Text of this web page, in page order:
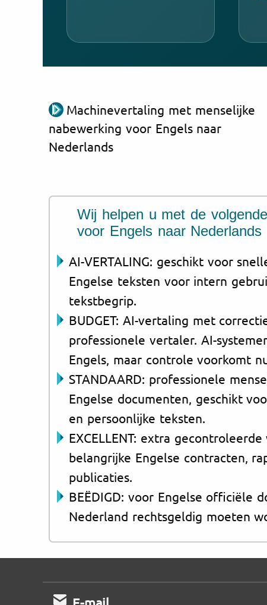
Machinevertaling met menselijke
nabewerking voor Engels naar
Nederlands
Wij helpen u met de
voor Engels naar Nederlands
AI-VERTALING: geschikt voor
Engelse teksten voor intern
tekstbegrip.
BUDGET: AI-vertaling met
professionele vertaler. AI-
Engels, maar controle voorkomt
STANDAARD: professionele
Engelse documenten, geschikt
en persoonlijke teksten.
EXCELLENT: extra
belangrijke Engelse contracten,
publicaties.
BEËDIGD: voor Engelse officiële
Nederland rechtsgeldig moeten